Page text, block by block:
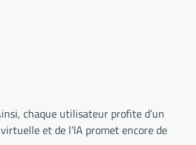
chaque utilisateur profite d’un
et de l’IA promet encore de